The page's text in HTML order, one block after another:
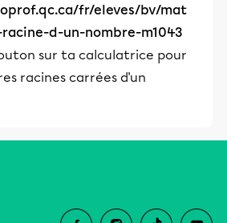
fr/eleves/bv/mat
d-un-nombre-m1043
sur ta calculatrice pour
racines carrées d'un